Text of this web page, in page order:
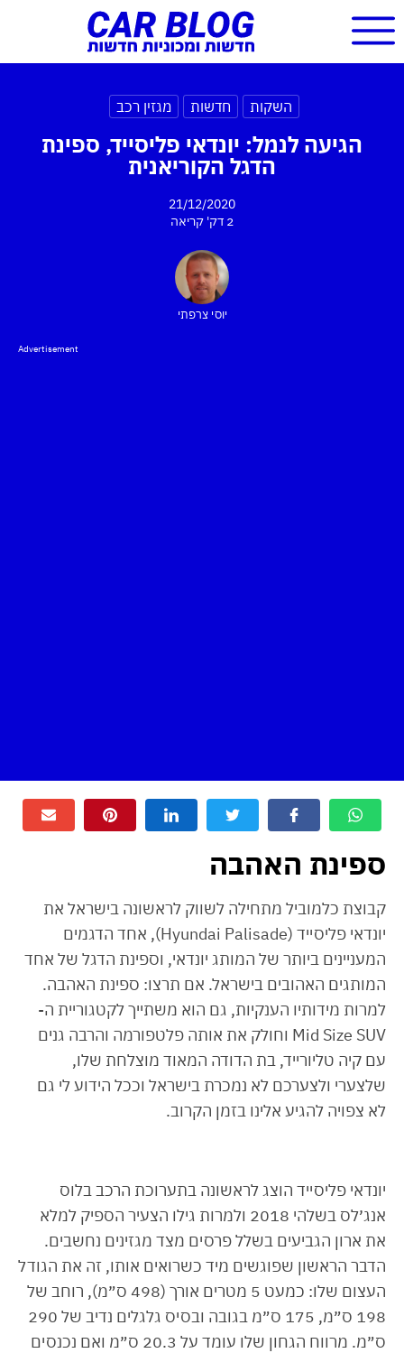
השקות חדשות מגזין רכב
הגיעה לנמל: יונדאי פליסייד, ספינת
הדגל הקוריאנית
21/12/2020
2 דק'
קריאה
יוסי צרפתי
Advertisement
ספינת האהבה
קבוצת כלמוביל מתחילה לשווק לראשונה בישראל את
יונדאי פליסייד (Hyundai Palisade), אחד הדגמים
המעניינים ביותר של המותג יונדאי, וספינת הדגל של אחד
המותגים האהובים בישראל. אם תרצו: ספינת האהבה.
למרות מידותיו הענקיות, גם הוא משתייך לקטגוריית ה-
Mid Size SUV וחולק את אותה פלטפורמה והרבה גנים
עם קיה טליורייד, בת הדודה המאוד מוצלחת שלו,
שלצערי ולצערכם לא נמכרת בישראל וככל הידוע לי גם
לא צפויה להגיע אלינו בזמן הקרוב.
יונדאי פליסייד הוצג לראשונה בתערוכת הרכב בלוס
אנג׳לס בשלהי 2018 ולמרות גילו הצעיר הספיק למלא
את ארון הגביעים בשלל פרסים מצד מגזינים נחשבים.
הדבר הראשון שפוגשים מיד כשרואים אותו, זה את הגודל
העצום שלו: כמעט 5 מטרים אורך (498 ס״מ), רוחב של
198 ס״מ, 175 ס״מ בגובה ובסיס גלגלים נדיב של 290
ס״מ. מרווח הגחון שלו עומד על 20.3 ס״מ ואם נכנסים